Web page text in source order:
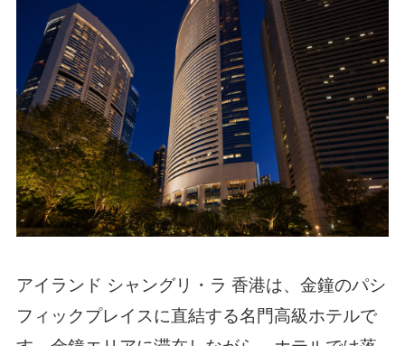
アイランド シャングリ・ラ 香港は、金鐘のパシ
フィックプレイスに直結する名門高級ホテルで